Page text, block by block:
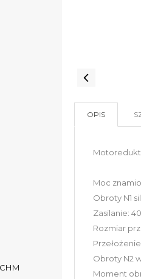
OPIS
Moc
Obroty N1
Zasilanie:
Rozmiar
Obroty N2
Moment